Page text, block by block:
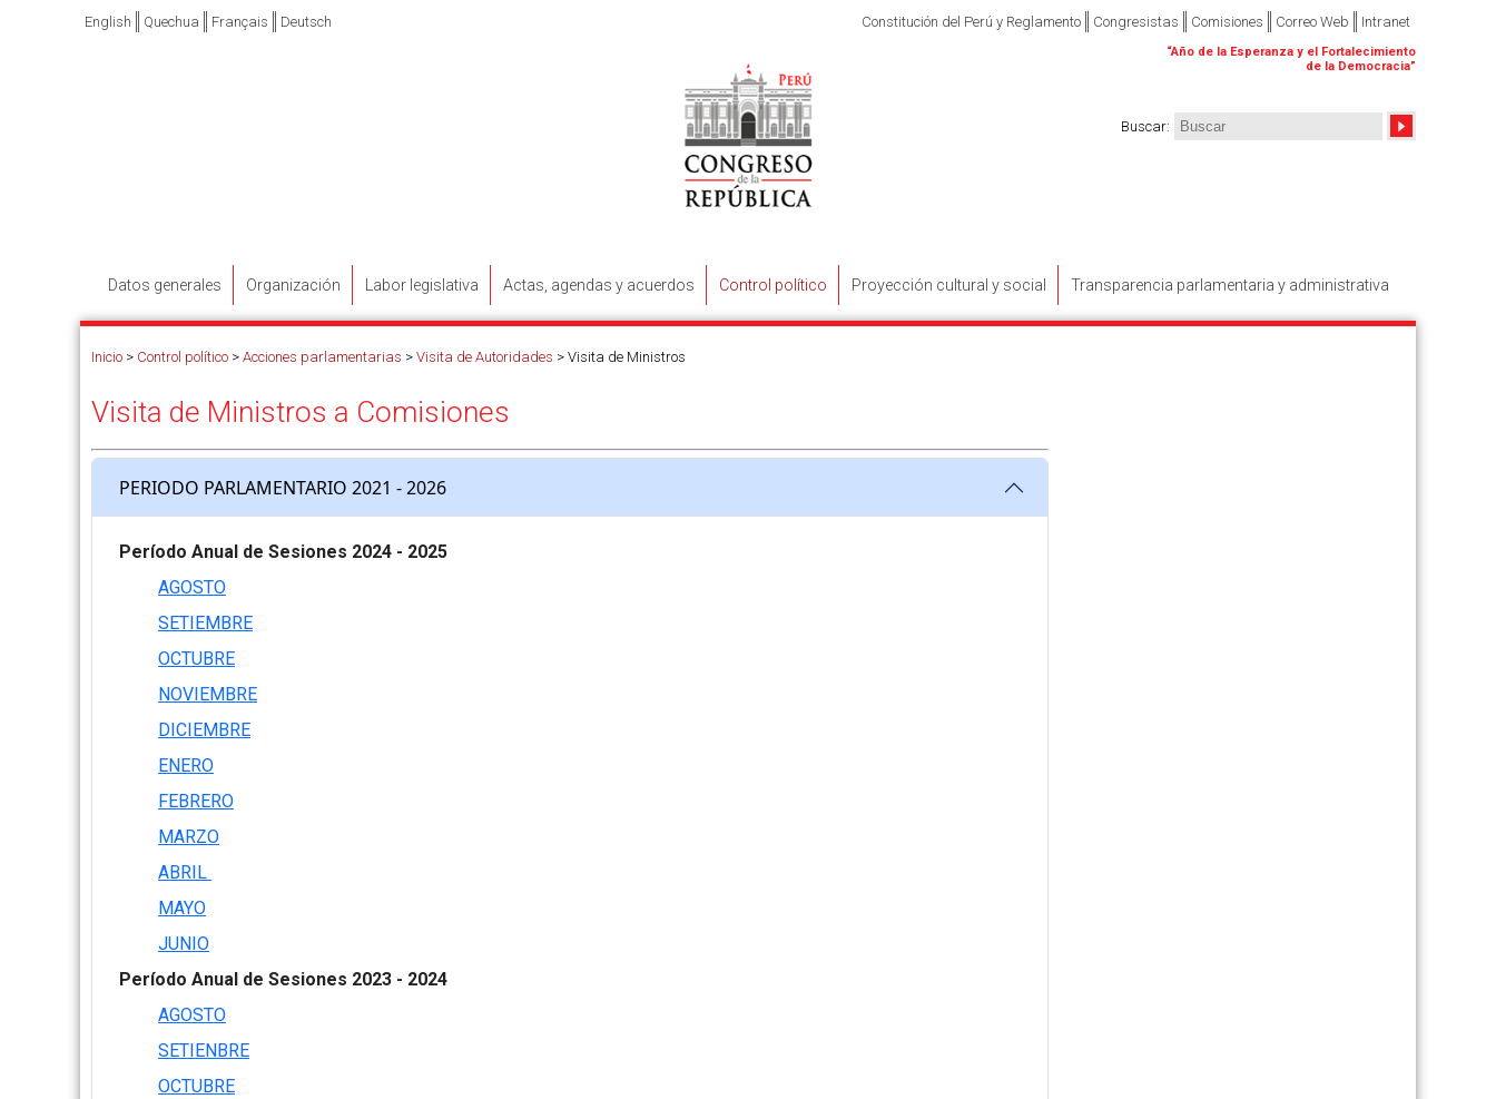
Constitución del Perú y Reglamento Congresistas Comisiones Correo Web Intranet
English Quechua Français Deutsch
“Año de la Esperanza y el Fortalecimiento
de la Democracia”
Buscar:
Datos generales Organización Labor legislativa Actas, agendas y acuerdos Control político Proyección cultural y social Transparencia parlamentaria y administrativa
Inicio > Control político > Acciones parlamentarias > Visita de Autoridades > Visita de Ministros
Visita de Ministros a Comisiones
PERIODO PARLAMENTARIO 2021 - 2026
Período Anual de Sesiones 2024 - 2025
AGOSTO
SETIEMBRE
OCTUBRE
NOVIEMBRE
DICIEMBRE
ENERO
FEBRERO
MARZO
ABRIL
MAYO
JUNIO
Período Anual de Sesiones 2023 - 2024
AGOSTO
SETIENBRE
OCTUBRE